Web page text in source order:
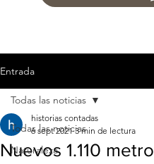
Entrada
Todas las noticias
Naturaleza
Todas las noticias
Nuevos 1.110
historias contadas
6 sept 2021 3 min de lectura